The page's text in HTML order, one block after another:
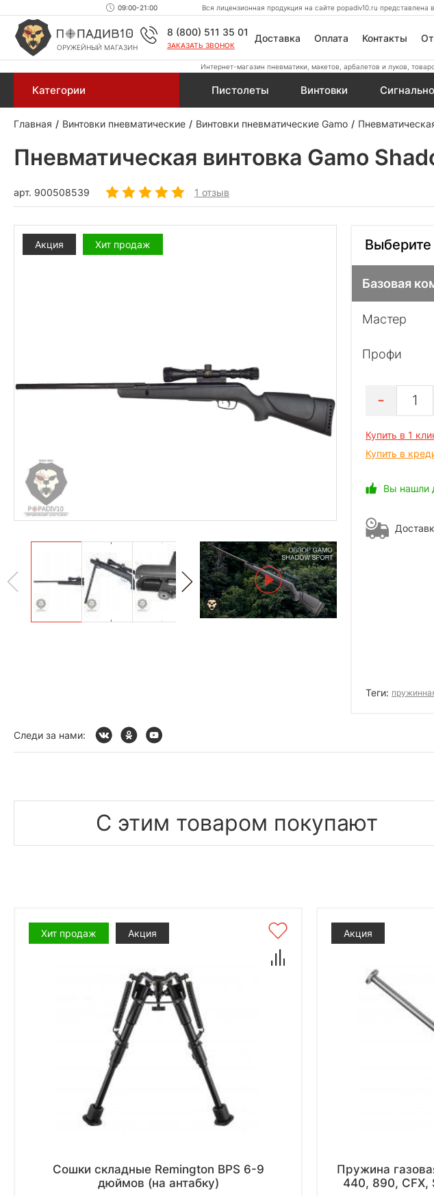
09:00-21:00 Вся лицензионная продукция на сайте popadiv10.ru
ОРУЖЕЙНЫЙ МАГАЗИН
8 (800) 511 35 01
ЗАКАЗАТЬ ЗВОНОК
Доставка Оплата Контакты
Интернет-магазин пневматики, макетов, арбалетов и луков,
Категории Пистолеты Винтовки
Главная Винтовки пневматические Винтовки пневматические Gamo
Пневматическая винтовка Gamo
арт. 900508539 1 отзыв
Акция Хит продаж
Базовая
Мастер
Профи
1
Купить в 1
Купить в
Вы нашли
Теги:
Следи за нами:
С этим товаром покупают
Хит продаж Акция
Сошки складные Remington BPS 6-9
дюймов (на антабку)
Акция
Пружина
440, 890, CFX,